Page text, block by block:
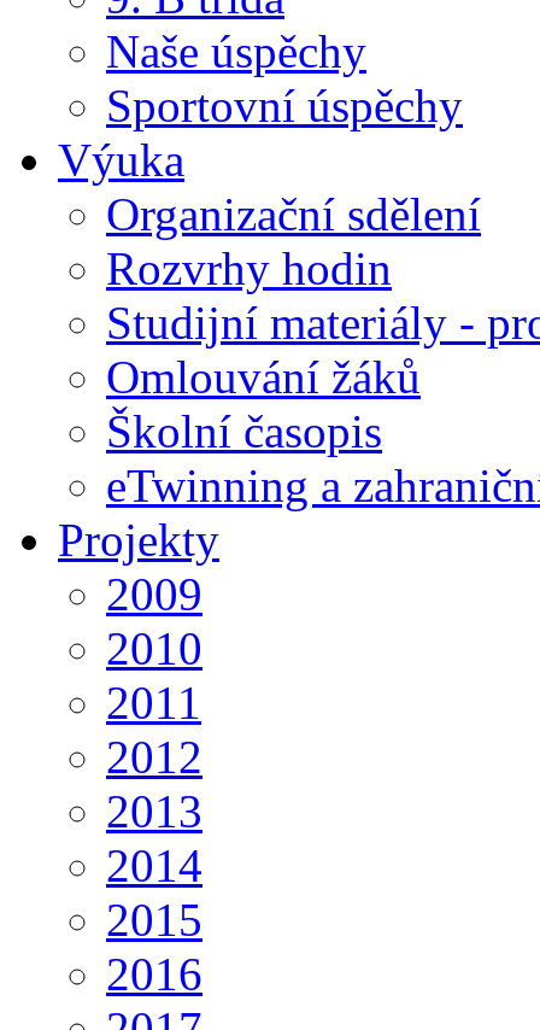
Naše úspěchy
Sportovní úspěchy
Výuka
Organizační sdělení
Rozvrhy hodin
Studijní materiály -
Omlouvání žáků
Školní časopis
eTwinning a
Projekty
2009
2010
2011
2012
2013
2014
2015
2016